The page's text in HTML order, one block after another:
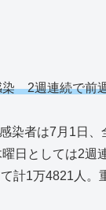
染 2週連続で前
染者は7月1日、
日としては2週
計1万4821人。